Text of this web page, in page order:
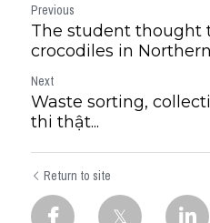
Previous
The student thought
crocodiles in
Next
Waste sorting,
thi thật...
Return to site